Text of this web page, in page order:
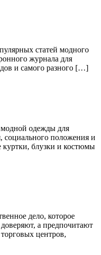
статей модного
журнала для
и самого разного […]
одежды для
социального положения и
куртки, блузки и костюмы
дело, которое
а предпочитают
центров,